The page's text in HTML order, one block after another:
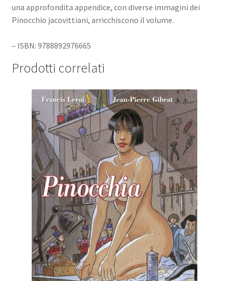
una approfondita appendice, con diverse immagini dei
Pinocchio jacovittiani, arricchiscono il volume.
– ISBN: 9788892976665
Prodotti correlati